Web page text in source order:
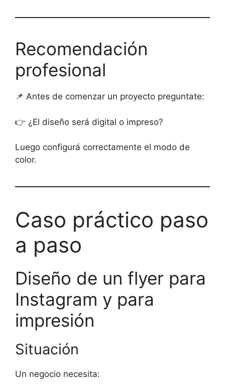
Recomendación
profesional
📌 Antes de comenzar un proyecto preguntate:
👉 ¿El diseño será digital o impreso?
Luego configurá correctamente el modo de
color.
Caso práctico paso
a paso
Diseño de un flyer para
Instagram y para
impresión
Situación
Un negocio necesita: